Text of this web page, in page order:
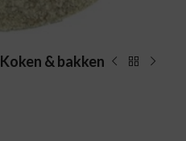
Koken & bakken